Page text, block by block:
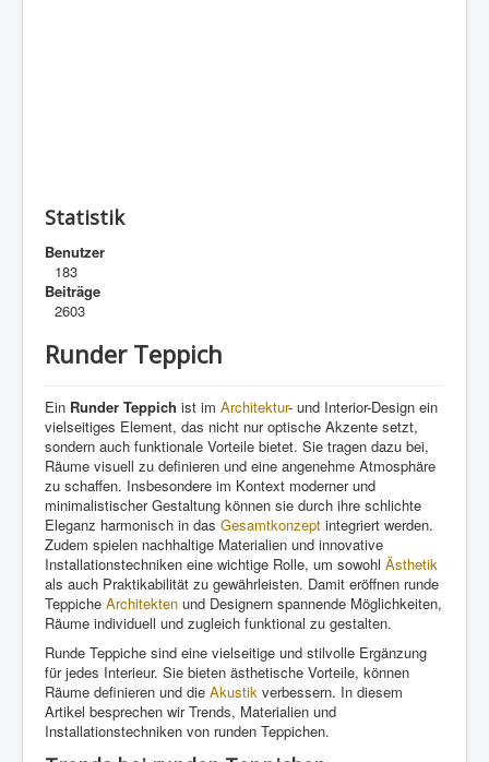
Statistik
Benutzer
183
Beiträge
2603
Runder Teppich
Ein Runder Teppich ist im Architektur- und Interior-Design ein
vielseitiges Element, das nicht nur optische Akzente setzt,
sondern auch funktionale Vorteile bietet. Sie tragen dazu bei,
Räume visuell zu definieren und eine angenehme Atmosphäre
zu schaffen. Insbesondere im Kontext moderner und
minimalistischer Gestaltung können sie durch ihre schlichte
Eleganz harmonisch in das Gesamtkonzept integriert werden.
Zudem spielen nachhaltige Materialien und innovative
Installationstechniken eine wichtige Rolle, um sowohl Ästhetik
als auch Praktikabilität zu gewährleisten. Damit eröffnen runde
Teppiche Architekten und Designern spannende Möglichkeiten,
Räume individuell und zugleich funktional zu gestalten.
Runde Teppiche sind eine vielseitige und stilvolle Ergänzung
für jedes Interieur. Sie bieten ästhetische Vorteile, können
Räume definieren und die Akustik verbessern. In diesem
Artikel besprechen wir Trends, Materialien und
Installationstechniken von runden Teppichen.